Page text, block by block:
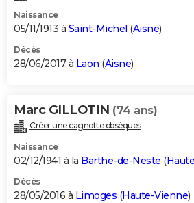
Naissance
05/11/1913 à Saint-Michel (Aisne)
Décès
28/06/2017 à Laon (Aisne)
Marc GILLOTIN (74 ans)
Créer une cagnotte obsèques
Naissance
02/12/1941 à la Barthe-de-Neste (
Décès
28/05/2016 à Limoges (Haute-Vienne)